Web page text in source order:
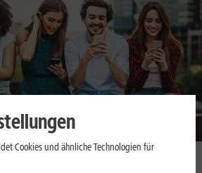
Cookies und ähnliche Technologien für